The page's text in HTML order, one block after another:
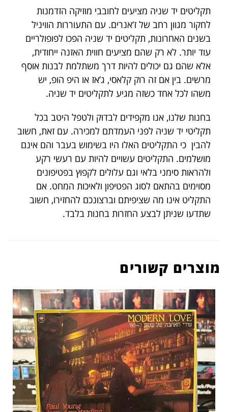
תקליטים יד שניה מציעים לחובבי מוזיקה הזדמנות
לחקור מגוון רחב של ז’אנרים. עם התעוררות הוויניל
בשנים האחרונות, תקליטים יד שניה הפכו לפופולריים
עוד יותר. לא רק שהם מציעים חווית האזנה ייחודית,
אלא שהם גם יכולים להיות דרך משתלמת לבנות אוסף
מרשים. בין אם זה רוק קלאסי, ג’אז או היפ הופ, יש
משהו לכל אחד כשזה מגיע לתקליטים יד שניה.
בחנות שלנו, אנו מקפידים לבדוק ולטפל היטב בכל
תקליטי יד שניה לפני העמדתם למכירה. עם זאת, חשוב
להבין כי התקליטים האלו היו בשימוש בעבר והם אינם
מושלמים. התקליטים עשויים להיות עם רעשי רקע
ולהראות סימני בלאי וגם עלולים לקפוץ בפטיפונים
מסוימים בהתאם לסוג הפטיפון ולאיכות המחט. אם
התקליט אינו מה שציפיתם וברצונכם להחזירו, חשוב
שתדעו שניתן לבצע החזרות בחנות בלבד.
מוצרים קשורים